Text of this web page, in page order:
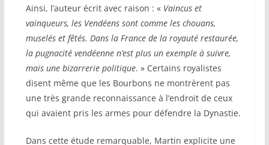
Ainsi, l’auteur écrit avec raison : « Vaincus et
vainqueurs, les Vendéens sont comme les chouans,
muselés et fêtés. Dans la France de la royauté restaurée,
la pugnacité vendéenne n’est plus un exemple à suivre,
mais une bizarrerie politique. » Certains royalistes
disent même que les Bourbons ne montrèrent pas
une très grande reconnaissance à l’endroit de ceux
qui avaient pris les armes pour défendre la Dynastie.
Dans cette étude remarquable, Martin explicite une